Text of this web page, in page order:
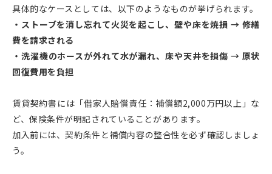
具体的なケースとしては、以下のようなものが挙げられます。
・ストーブを消し忘れて火災を起こし、壁や床を焼損 → 修繕
費を請求される
・洗濯機のホースが外れて水が漏れ、床や天井を損傷 → 原状
回復費用を負担
賃貸契約書には「借家人賠償責任：補償額2,000万円以上」な
ど、保険条件が明記されていることがあります。
加入前には、契約条件と補償内容の整合性を必ず確認しましょ
う。